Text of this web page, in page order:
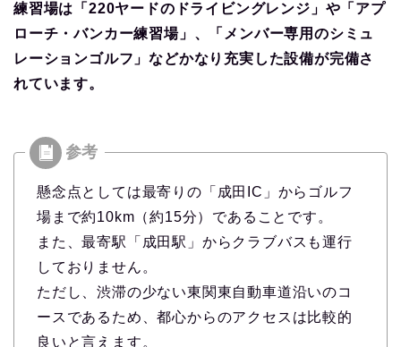
練習場は「220ヤードのドライビングレンジ」や「アプ
ローチ・バンカー練習場」、「メンバー専用のシミュ
レーションゴルフ」などかなり充実した設備が完備さ
れています。
懸念点としては最寄りの「成田IC」からゴルフ
場まで約10km（約15分）であることです。
また、最寄駅「成田駅」からクラブバスも運行
しておりません。
ただし、渋滞の少ない東関東自動車道沿いのコ
ースであるため、都心からのアクセスは比較的
良いと言えます。